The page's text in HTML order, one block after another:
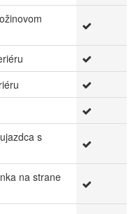
s
na strane